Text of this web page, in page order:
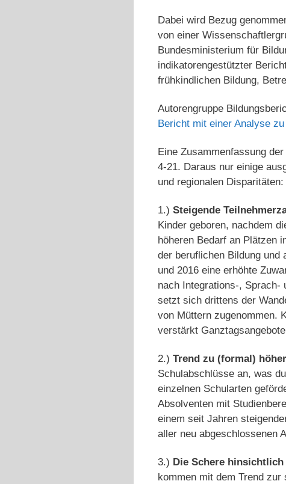
Dabei wird Bezug
von einer
Bundesministerium für
indikatorengestützter
frühkindlichen Bildung,
Autorengruppe
Bericht mit einer Analyse
Eine Zusammenfassung
4-21. Daraus nur einige
und regionalen Disparitäten:
1.) Steigende
Kinder geboren, nachdem
höheren Bedarf an Plätzen
der berufli­chen Bildung und
und 2016 eine erhöhte
nach Integrations-, Sprach-
setzt sich drittens der
von Müttern zugenommen.
verstärkt
2.) Trend zu (formal)
Schulabschlüsse an, was
einzelnen Schularten
Absolventen mit
einem seit Jahren
aller neu abgeschlossenen
3.) Die Schere
kommen mit dem Trend